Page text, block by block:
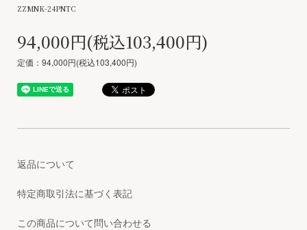
ZZMNK-24PNTC
94,000円(税込103,400円)
定価：94,000円(税込103,400円)
返品について
特定商取引法に基づく表記
この商品について問い合わせる